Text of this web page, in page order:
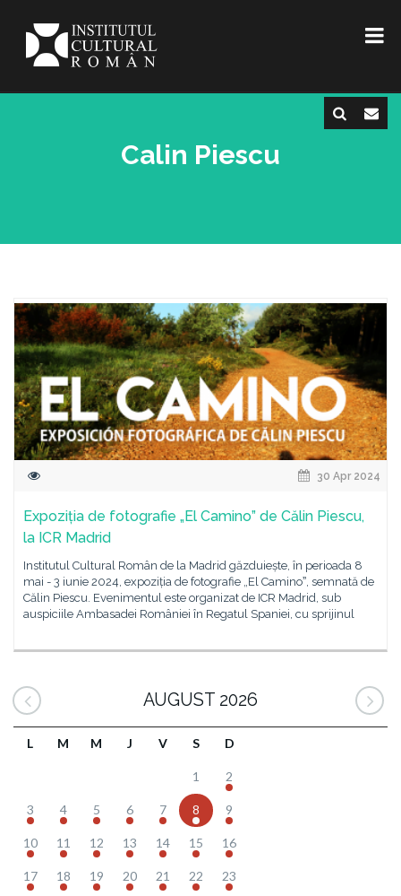
Calin Piescu
30 Apr 2024
Expoziția de fotografie „El Camino” de Călin Piescu,
la ICR Madrid
Institutul Cultural Român de la Madrid găzduiește, în perioada 8
mai - 3 iunie 2024, expoziția de fotografie „El Caminoˮ, semnată de
Călin Piescu. Evenimentul este organizat de ICR Madrid, sub
auspiciile Ambasadei României în Regatul Spaniei, cu sprijinul
AUGUST 2026
L M M J V S D
1 2
3 4 5 6 7 8 9
10 11 12 13 14 15 16
17 18 19 20 21 22 23